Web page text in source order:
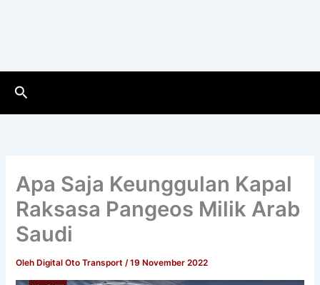
Cari
Apa Saja Keunggulan Kapal
Raksasa Pangeos Milik Arab
Saudi
Oleh Digital Oto Transport/19 November 2022